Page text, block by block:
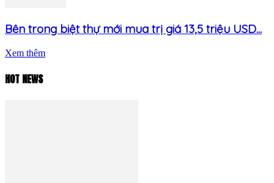
Bên trong biệt thự mới mua trị giá 13,5 triệu USD...
Xem thêm
HOT NEWS